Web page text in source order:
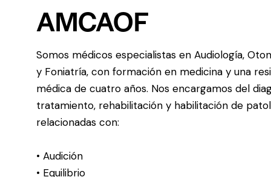
AMCAOF
Somos médicos especialistas en Audiología,
y Foniatría, con formación en medicina y una
médica de cuatro años. Nos encargamos del
tratamiento, rehabilitación y habilitación de
relacionadas con:
• Audición
• Equilibrio